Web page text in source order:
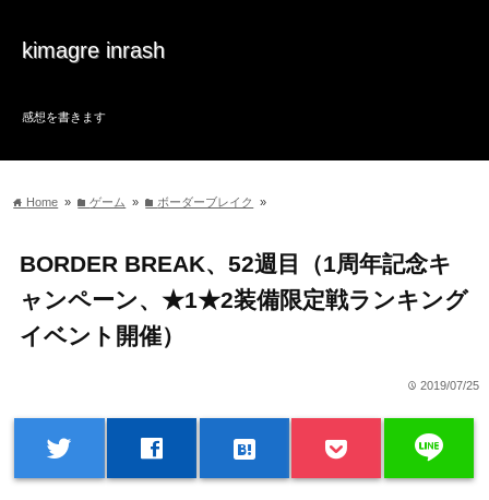
kimagre inrash
感想を書きます
home Home » folderゲーム » folderボーダーブレイク »
BORDER BREAK、52週目（1周年記念キ
ャンペーン、★1★2装備限定戦ランキング
イベント開催）
time 2019/07/25
twitter facebook hatenabookmark line